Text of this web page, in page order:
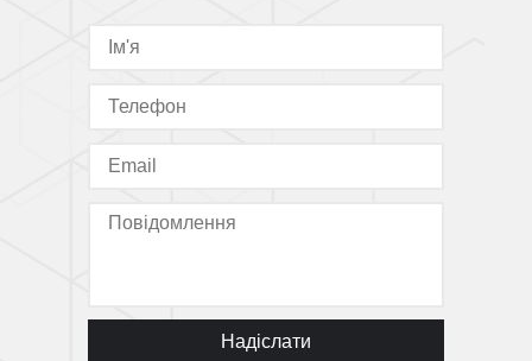
Надіслати